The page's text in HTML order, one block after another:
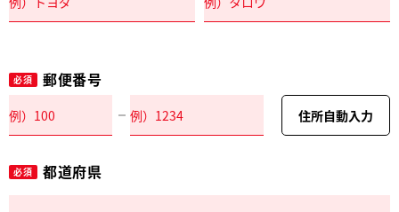
必須 郵便番号
住所自動入力
必須 都道府県